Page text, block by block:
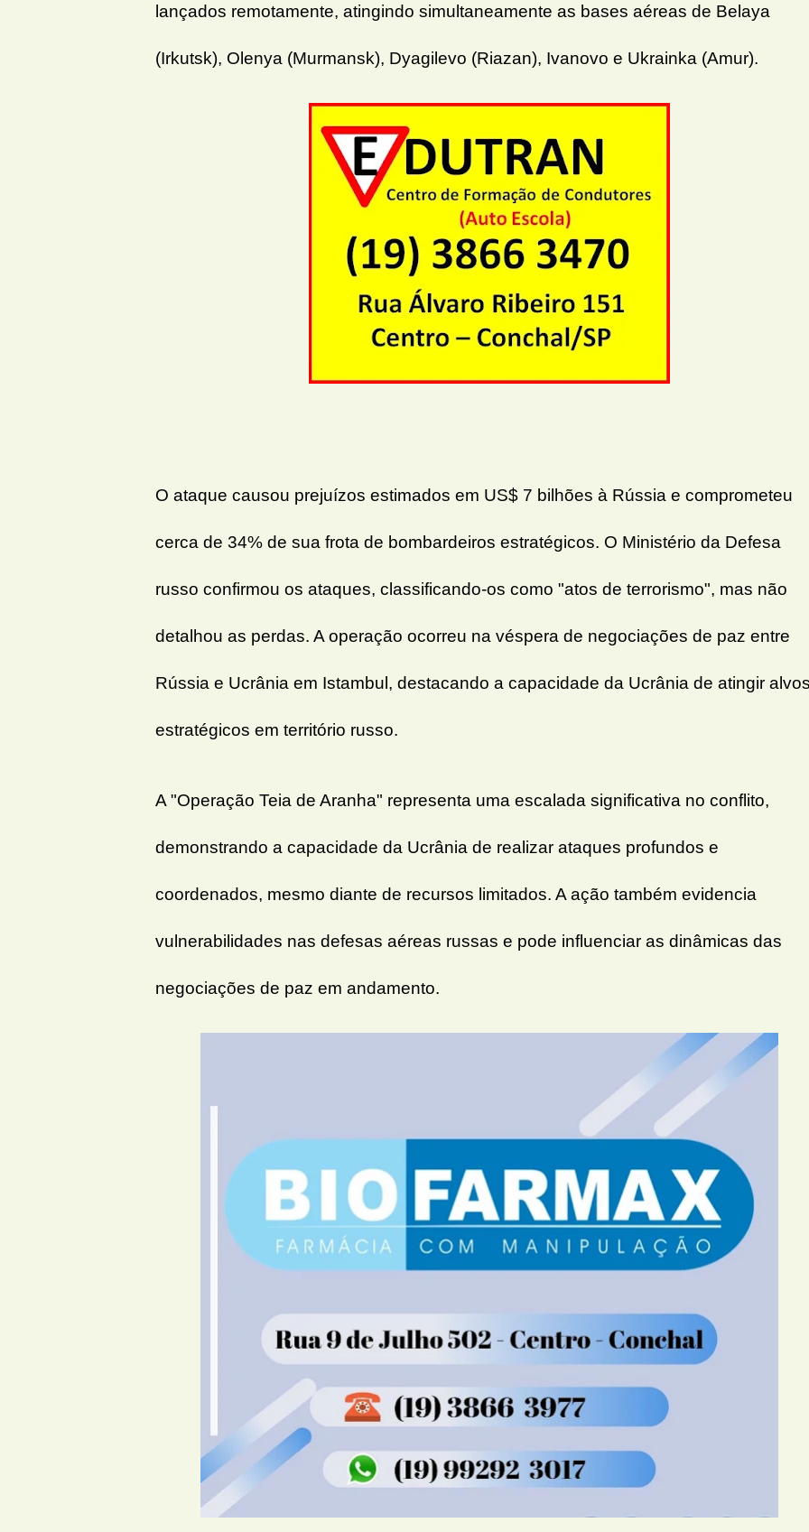
lançados remotamente, atingindo simultaneamente as bases aéreas de Belaya
(Irkutsk), Olenya (Murmansk), Dyagilevo (Riazan), Ivanovo e Ukrainka (Amur).
O ataque causou prejuízos estimados em US$ 7 bilhões à Rússia e comprometeu
cerca de 34% de sua frota de bombardeiros estratégicos. O Ministério da Defesa
russo confirmou os ataques, classificando-os como "atos de terrorismo", mas não
detalhou as perdas. A operação ocorreu na véspera de negociações de paz entre
Rússia e Ucrânia em Istambul, destacando a capacidade da Ucrânia de atingir
estratégicos em território russo.
A "Operação Teia de Aranha" representa uma escalada significativa no conflito,
demonstrando a capacidade da Ucrânia de realizar ataques profundos e
coordenados, mesmo diante de recursos limitados. A ação também evidencia
vulnerabilidades nas defesas aéreas russas e pode influenciar as dinâmicas das
negociações de paz em andamento.